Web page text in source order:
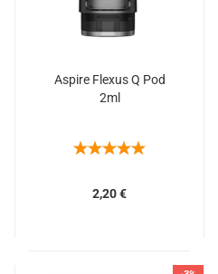
Aspire Flexus Q Pod
2ml
2,20 €